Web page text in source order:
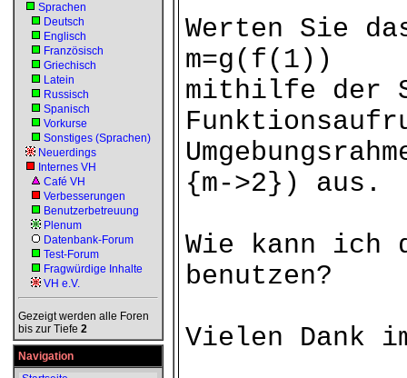
Sprachen
Deutsch
Englisch
Französisch
Griechisch
Latein
Russisch
Spanisch
Vorkurse
Sonstiges (Sprachen)
Neuerdings
Internes VH
Café VH
Verbesserungen
Benutzerbetreuung
Plenum
Datenbank-Forum
Test-Forum
Fragwürdige Inhalte
VH e.V.
Gezeigt werden alle Foren
bis zur Tiefe 2
Navigation
Werten Sie
m=g(f(1))
mithilfe der
{m->2}) aus.
Wie kann ich
benutzen?
Vielen Dank